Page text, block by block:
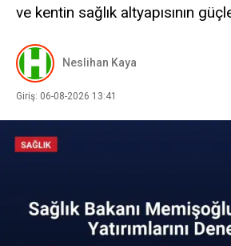
ve kentin sağlık altyapısının
Neslihan Kaya
Giriş: 06-08-2026 13:41